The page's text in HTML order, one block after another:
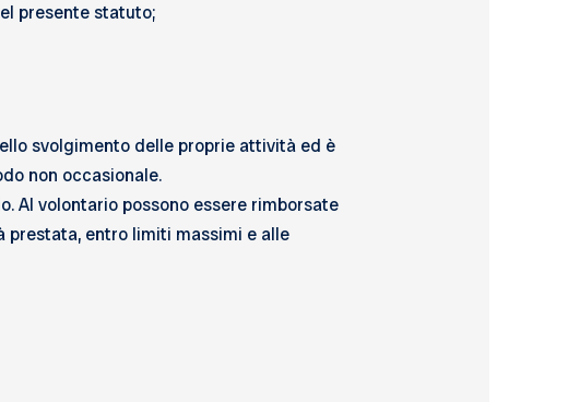
presente statuto;
svolgimento delle proprie attività ed è
non occasionale.
Al volontario possono essere rimborsate
prestata, entro limiti massimi e alle